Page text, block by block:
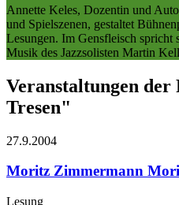
Annette Keles, Dozentin und
und Spielszenen, gestaltet
Lesungen. Im Gensfleisch spricht
Musik des Jazzsolisten Martin
Veranstaltungen der
Tresen"
27.9.2004
Moritz Zimmermann
Lesung